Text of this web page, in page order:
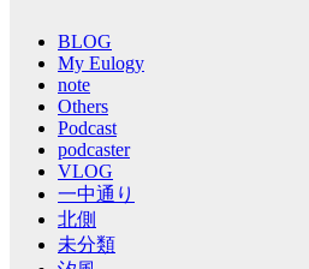
BLOG
My Eulogy
note
Others
Podcast
podcaster
VLOG
一中通り
北側
未分類